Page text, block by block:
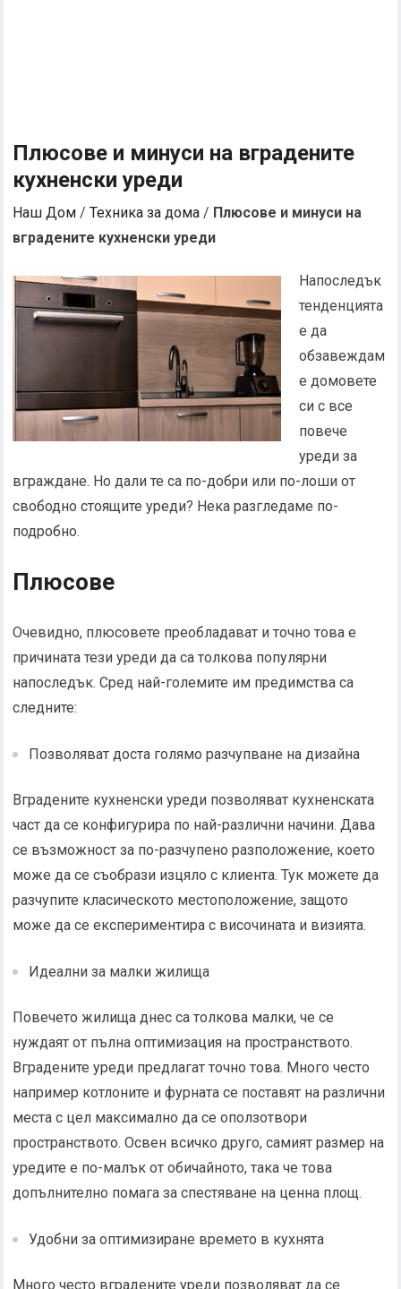
Плюсове и минуси на вградените
кухненски уреди
Наш Дом /Техника за дома / Плюсове и минуси на
вградените кухненски уреди
Напоследък
тенденцията
е да
обзавеждам
е домовете
си с все
повече
уреди за
вграждане. Но дали те са по-добри или по-лоши от
свободно стоящите уреди? Нека разгледаме по-
подробно.
Плюсове
Очевидно, плюсовете преобладават и точно това е
причината тези уреди да са толкова популярни
напоследък. Сред най-големите им предимства са
следните:
Позволяват доста голямо разчупване на дизайна
Вградените кухненски уреди позволяват кухненската
част да се конфигурира по най-различни начини. Дава
се възможност за по-разчупено разположение, което
може да се съобрази изцяло с клиента. Тук можете да
разчупите класическото местоположение, защото
може да се експериментира с височината и визията.
Идеални за малки жилища
Повечето жилища днес са толкова малки, че се
нуждаят от пълна оптимизация на пространството.
Вградените уреди предлагат точно това. Много често
например котлоните и фурната се поставят на различни
места с цел максимално да се оползотвори
пространството. Освен всичко друго, самият размер на
уредите е по-малък от обичайното, така че това
допълнително помага за спестяване на ценна площ.
Удобни за оптимизиране времето в кухнята
Много често вградените уреди позволяват да се